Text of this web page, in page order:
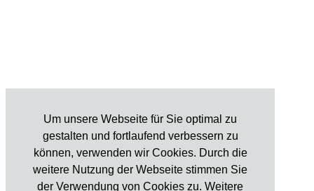
Um unsere Webseite für Sie optimal zu
gestalten und fortlaufend verbessern zu
können, verwenden wir Cookies. Durch die
weitere Nutzung der Webseite stimmen Sie
der Verwendung von Cookies zu. Weitere